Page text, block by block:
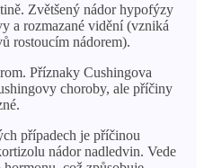
Zvětšený nádor hypofýzy
a rozmazané vidění (vzniká
rostoucím nádorem).
Příznaky Cushingova
choroby, ale příčiny
případech je příčinou
nádor nadledvin. Vede